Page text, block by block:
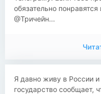
обязательно
@Тричейн...
Я давно живу в России
государство сообщает,